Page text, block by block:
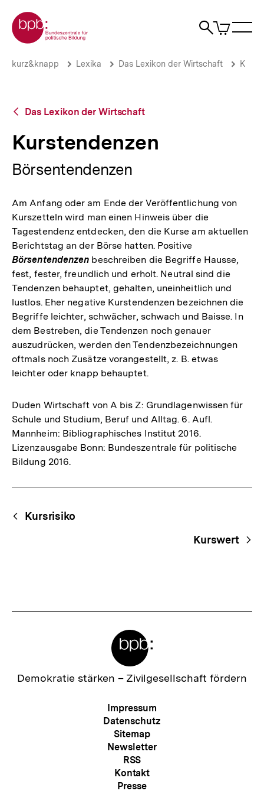
zum
Seiteninhalt
springen
Zur Startseite der bpb
Suche
Artikel
im
Kurstendenzen
Brotkrümelnavigation
Pfadnavigation
kurz&knapp Lexika Das Lexikon der Wirtschaft K
Zurück
Übersicht
Das Lexikon der Wirtschaft
Kurstendenzen
Börsentendenzen
Am Anfang oder am Ende der Veröffentlichung von
Kurszetteln wird man einen Hinweis über die
Tagestendenz entdecken, den die Kurse am aktuellen
Berichtstag an der Börse hatten. Positive
Börsentendenzen beschreiben die Begriffe Hausse,
fest, fester, freundlich und erholt. Neutral sind die
Tendenzen behauptet, gehalten, uneinheitlich und
lustlos. Eher negative Kurstendenzen bezeichnen die
Begriffe leichter, schwächer, schwach und Baisse. In
dem Bestreben, die Tendenzen noch genauer
auszudrücken, werden den Tendenzbezeichnungen
oftmals noch Zusätze vorangestellt, z. B. etwas
leichter oder knapp behauptet.
Duden Wirtschaft von A bis Z: Grundlagenwissen für
Schule und Studium, Beruf und Alltag. 6. Aufl.
Mannheim: Bibliographisches Institut 2016.
Lizenzausgabe Bonn: Bundeszentrale für politische
Bildung 2016.
Begriffsnavigation
Content-
Navigation
Kursrisiko
Kurswert
Zur
Demokratie stärken – Zivilgesellschaft fördern
Meta-
Navigation
Impressum
Datenschutz
Sitemap
Newsletter
RSS
Kontakt
Presse